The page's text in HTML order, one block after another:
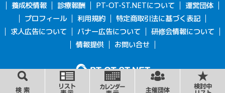
養成校情報
診療報酬 PT-OT-ST.NETについて
運営団体
プロフィール
利用規約
特定商取引法に基づく表記
求人広告について
バナー広告について
研修会情報について
情報提供
お問い合せ